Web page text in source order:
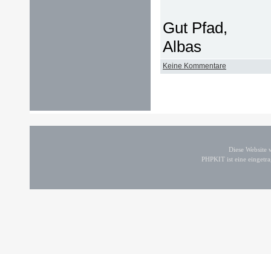
Gut Pfad,
Albas
Keine Kommentare
Diese
PHPKIT ist eine